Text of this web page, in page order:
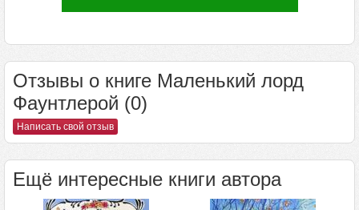
Отзывы о книге Маленький лорд
Фаунтлерой (0)
Написать свой отзыв
Ещё интересные книги автора